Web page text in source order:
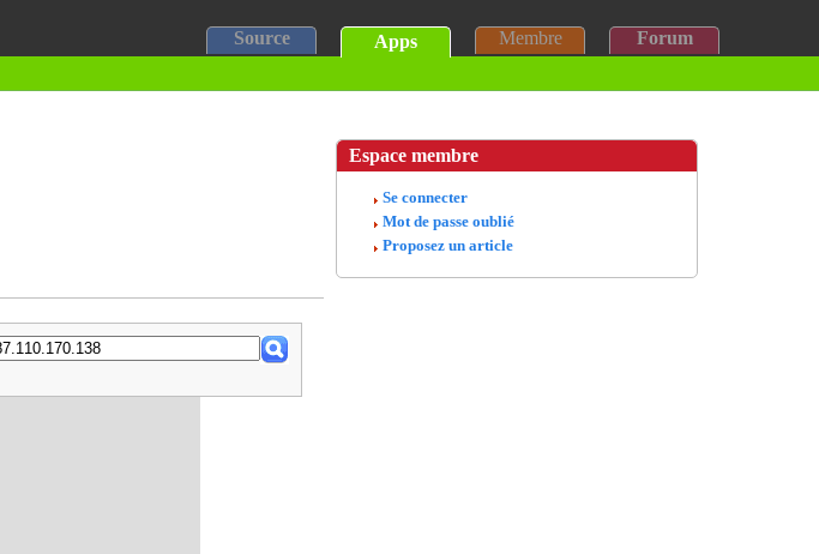
Source Apps Membre Forum
Espace membre
Se connecter
Mot de passe oublié
Proposez un article